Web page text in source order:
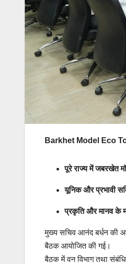
Barkhet Model Eco
पूरे राज्य में जबरखेत
यूनिक और प्रभावी
प्रकृति और मानव के
मुख्य सचिव आनंद बर्धन की
बैठक आयोजित की गई।
बैठक में वन विभाग तथा